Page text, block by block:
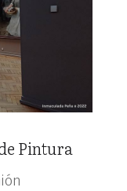
Pintura